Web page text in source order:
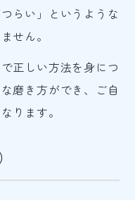
らい」というような
せん。
正しい方法を身につ
磨き方ができ、ご自
ります。